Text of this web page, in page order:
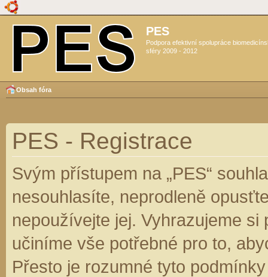
PES
Podpora efektivní spolupráce
sféry 2009 - 2012
Obsah fóra
PES - Registrace
Svým přístupem na „PES“
nesouhlasíte, neprodleně
nepoužívejte jej. Vyhrazujeme
učiníme vše potřebné pro to,
Přesto je rozumné tyto